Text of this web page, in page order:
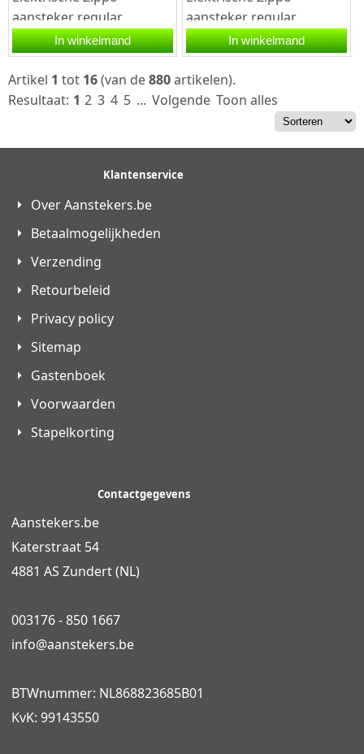
aansteker regular
chroom brush finish met
een dubbele arc
ontsteking. Deze...
In winkelmand
aansteker regular
chroom high polish met
een dubbele arc...
In winkelmand
Artikel 1 tot 16(van de880artikelen).
Resultaat: 1 2 3 4 5 ... Volgende Toon alles
Klantenservice
Over Aanstekers.be
Betaalmogelijkheden
Verzending
Retourbeleid
Privacy policy
Sitemap
Gastenboek
Voorwaarden
Stapelkorting
Contactgegevens
Aanstekers.be
Katerstraat 54
4881 AS Zundert (NL)
003176 - 850 1667
info@aanstekers.be
BTWnummer: NL868823685B01
KvK: 99143550